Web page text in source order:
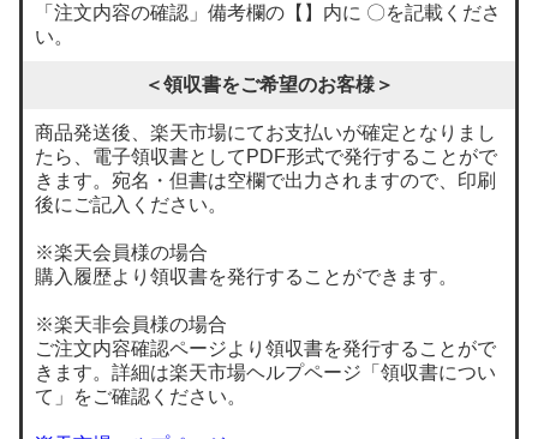
「注文内容の確認」備考欄の【】内に 〇を記載くださ
い。
＜領収書をご希望のお客様＞
商品発送後、楽天市場にてお支払いが確定となりまし
たら、電子領収書としてPDF形式で発行することがで
きます。宛名・但書は空欄で出力されますので、印刷
後にご記入ください。
※楽天会員様の場合
購入履歴より領収書を発行することができます。
※楽天非会員様の場合
ご注文内容確認ページより領収書を発行することがで
きます。詳細は楽天市場ヘルプページ「領収書につい
て」をご確認ください。